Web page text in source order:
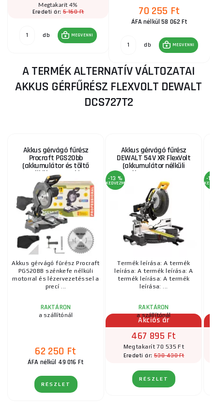
Megtakarít 4%
Eredeti ár:5 160 Ft
db MEGVENNI
70 255 Ft
ÁFA nélkül 58 062 Ft
db MEGVENNI
A TERMÉK ALTERNATÍV VÁLTOZATAI
AKKUS GÉRFŰRÉSZ FLEXVOLT DEWALT
DCS727T2
Akkus gérvágó fűrész
Procraft PGS20bb
(akkumulátor és töltő
nélkül) | PGS20bb
Akkus gérvágó fűrész Procraft
PGS20BB szénkefe nélküli
motorral és lézervezetéssel a
precí ...
RAKTÁRON
a szállítónál
62 250 Ft
ÁFA nélkül 49 016 Ft
RÉSZLET
Akkus gérvágó fűrész
DEWALT 54V XR FlexVolt
(akkumulátor nélküli
változat) 305mm
-13 %
KEDVEZMÉNY
Termék leírása: A termék
leírása: A termék leírása: A
termék leírása: A termék
leírása: ...
RAKTÁRON
a szállítónál
Akciós ár
467 895 Ft
Megtakarít 70 535 Ft
Eredeti ár: 538 430 Ft
RÉSZLET
-13